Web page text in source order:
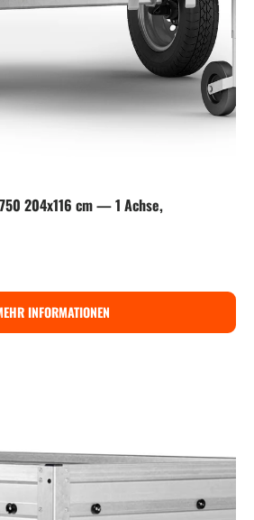
204x116 cm — 1 Achse,
INFORMATIONEN